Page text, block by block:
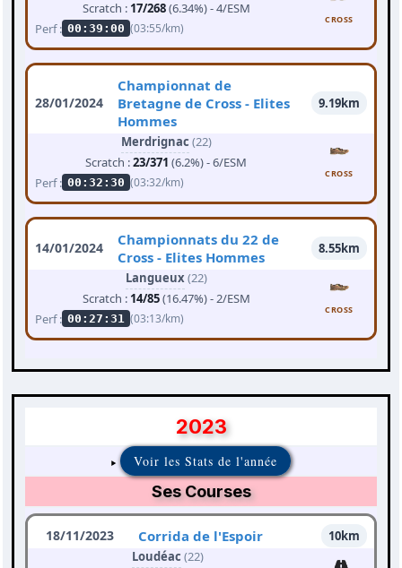
Scratch : 17/268(6.34%) - 4/ESM
Perf : 00:39:00 (03:55/km)
CROSS
28/01/2024
Championnat de
Bretagne de Cross - Elites
Hommes
9.19km
Merdrignac (22)
Scratch :23/371 (6.2%) - 6/ESM
Perf : 00:32:30 (03:32/km)
CROSS
14/01/2024
Championnats du 22 de
Cross - Elites Hommes
8.55km
Langueux(22)
Scratch : 14/85(16.47%) - 2/ESM
Perf : 00:27:31 (03:13/km)
CROSS
2023
Voir les Stats de l'année
Ses Courses
18/11/2023 Corrida de l'Espoir
10km
Loudéac (22)